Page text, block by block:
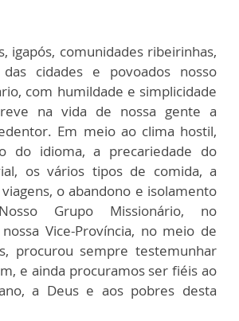
igapós, comunidades ribeirinhas,
cidades e povoados nosso
com humildade e simplicidade
na vida de nossa gente a
Em meio ao clima hostil,
do idioma, a precariedade do
os vários tipos de comida, a
o abandono e isolamento
Grupo Missionário, no
Vice-Província, no meio de
procurou sempre testemunhar
e ainda procuramos ser fiéis ao
a Deus e aos pobres desta